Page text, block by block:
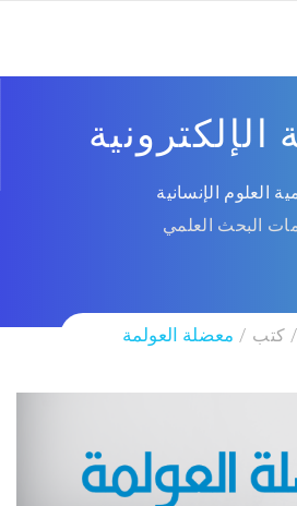
الإلكترونية
العلوم الإنسانية
البحث العلمي
كتب معضلة العولمة